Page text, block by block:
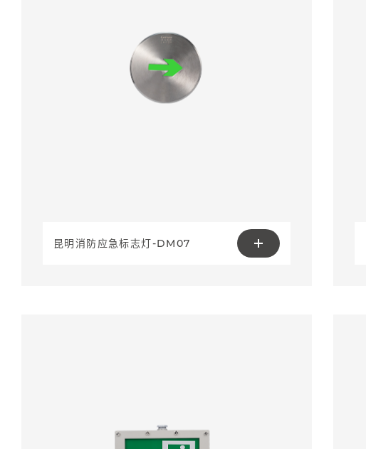
昆明消防应急标志灯-DM07